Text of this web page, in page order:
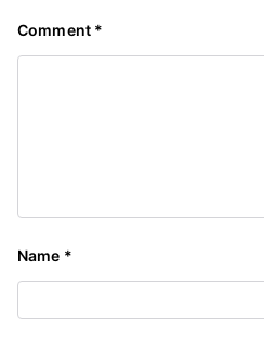
Comment *
Name *